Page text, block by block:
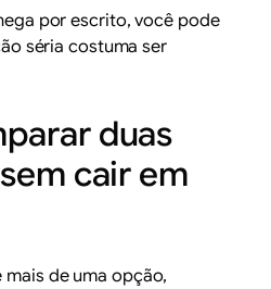
por escrito, você pode
séria costuma ser
duas
cair em
de uma opção,